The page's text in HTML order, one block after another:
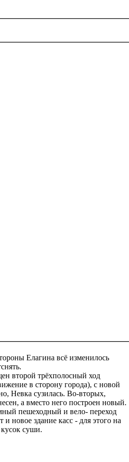
Елагина всё изменилось
второй трёхполосный ход
в сторону города), с новой
Невка сузилась. Во-вторых,
а вместо него построен новый.
пешеходный и вело- переход
новое здание касс - для этого на
суши.